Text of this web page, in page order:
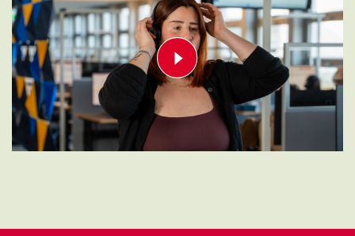
Play video
00:00